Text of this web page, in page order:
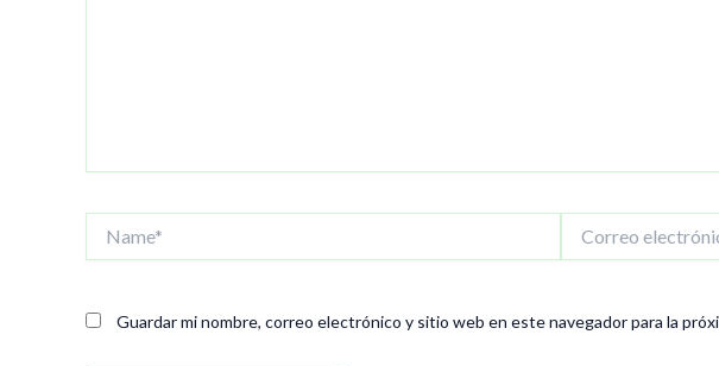
electrónico*
Guardar mi nombre, correo electrónico y sitio web en este navegador para la